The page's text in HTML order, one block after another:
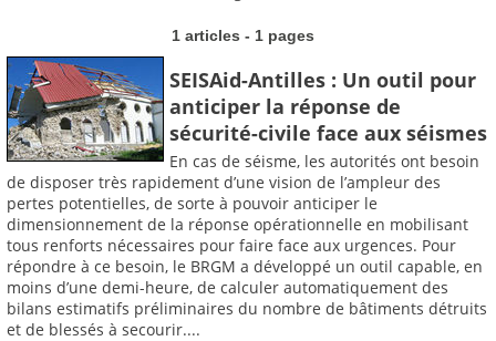
1 articles - 1 pages
SEISAid-Antilles : Un outil pour
anticiper la réponse de
sécurité-civile face aux séismes
En cas de séisme, les autorités ont besoin
de disposer très rapidement d’une vision de l’ampleur des
pertes potentielles, de sorte à pouvoir anticiper le
dimensionnement de la réponse opérationnelle en mobilisant
tous renforts nécessaires pour faire face aux urgences. Pour
répondre à ce besoin, le BRGM a développé un outil capable, en
moins d’une demi-heure, de calculer automatiquement des
bilans estimatifs préliminaires du nombre de bâtiments détruits
et de blessés à secourir....